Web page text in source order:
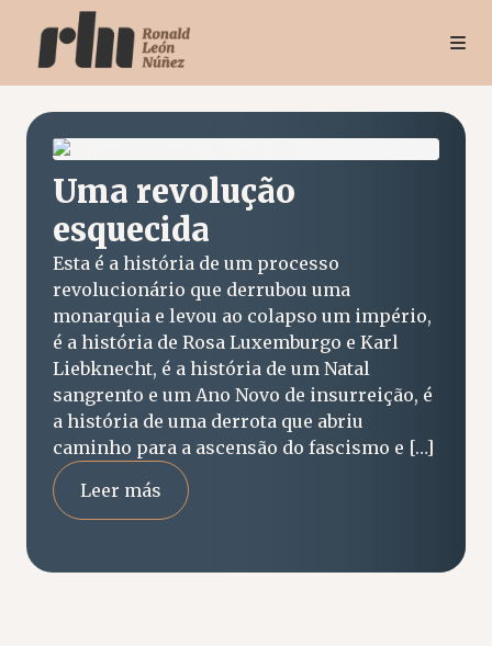
Uma revolução
esquecida
Esta é a história de um processo
revolucionário que derrubou uma
monarquia e levou ao colapso um império,
é a história de Rosa Luxemburgo e Karl
Liebknecht, é a história de um Natal
sangrento e um Ano Novo de insurreição, é
a história de uma derrota que abriu
caminho para a ascensão do fascismo e […]
Leer más